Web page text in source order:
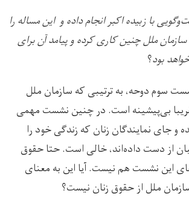
با زبیده اکبر انجام داده و این مساله را
ملل چنین کاری کرده و پیامد آن برای
بود؟
سوم دوحه، به ترتیبی که سازمان ملل
بی‌پیشینه است. در چنین نشست مهمی
و جای نمایندگان زنان که زندگی خود را
از دست داده‌اند، خالی است. حتا حقوق
این نشست هم نیست. آیا این به معنای
ملل از حقوق زنان نیست؟